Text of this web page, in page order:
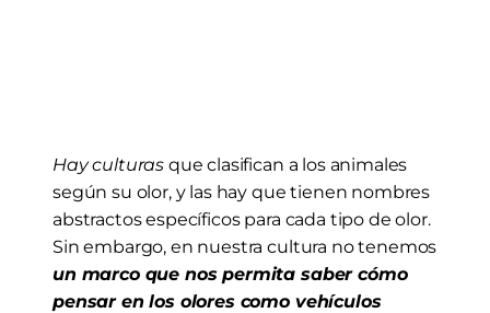
Hay culturas que clasifican a los animales
según su olor, y las hay que tienen nombres
abstractos específicos para cada tipo de olor.
un marco que nos permita saber cómo
pensar en los olores como vehículos